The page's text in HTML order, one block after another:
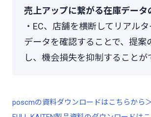
売上アップに繋がる在庫データ
・EC、店舗を横断してリアル
データを確認することで、提案
し、機会損失を抑制することが
poscmの資料ダウンロードはこちらから